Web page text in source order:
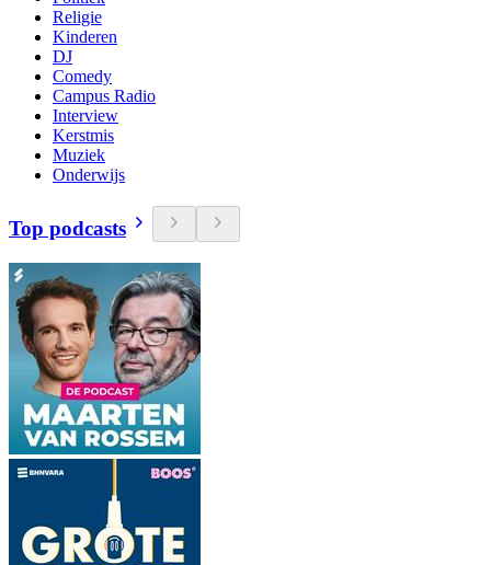
Religie
Kinderen
DJ
Comedy
Campus Radio
Interview
Kerstmis
Muziek
Onderwijs
Top podcasts